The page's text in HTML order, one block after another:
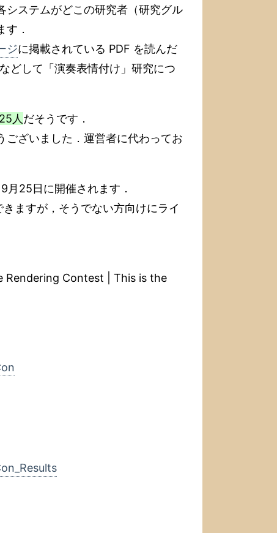
システムがどこの研究者（研究グル
．
ジに掲載されている PDF を読んだ
どして「演奏表情付け」研究につ
25人 だそうです．
ございました．運営者に代わってお
25日に開催されます．
ますが，そうでない方向けにライ
Rendering Contest | This is the